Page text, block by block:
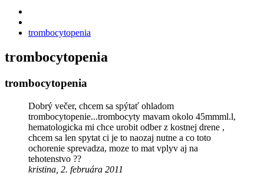
trombocytopenia
trombocytopenia
trombocytopenia
Dobrý večer, chcem sa spýtať ohladom
trombocytopenie...trombocyty mavam okolo 45mmml.l,
hematologicka mi chce urobit odber z kostnej drene ,
chcem sa len spytat ci je to naozaj nutne a co toto
ochorenie sprevadza, moze to mat vplyv aj na
tehotenstvo ??
kristina, 2. februára 2011